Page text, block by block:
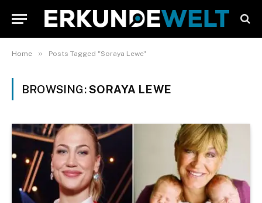
Home » Posts Tagged "Soraya Lewe"
BROWSING:SORAYA LEWE